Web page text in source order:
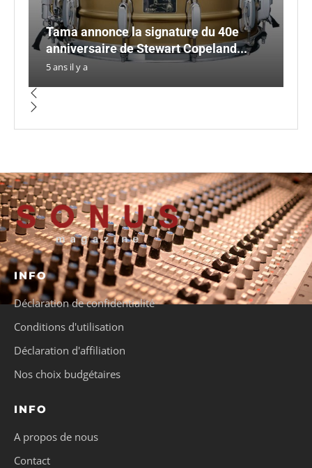
Tama annonce la signature du 40e
anniversaire de Stewart Copeland...
5 ans il y a
INFO
Déclaration de confidentialité
Conditions d'utilisation
Déclaration d'affiliation
Nos choix budgétaires
INFO
A propos de nous
Contact